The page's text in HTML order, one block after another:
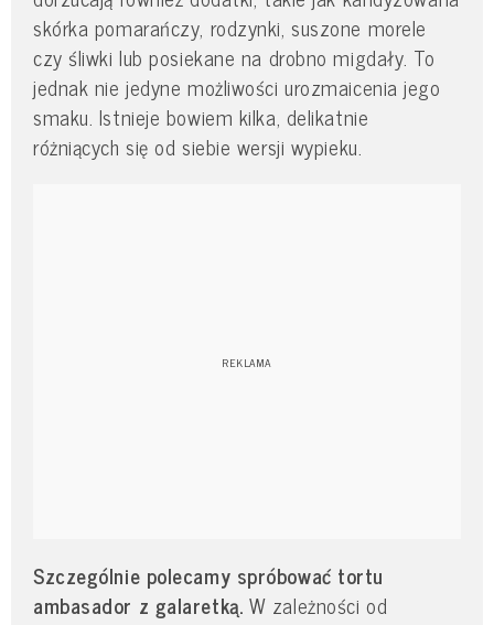
skórka pomarańczy, rodzynki, suszone morele
czy śliwki lub posiekane na drobno migdały. To
jednak nie jedyne możliwości urozmaicenia jego
smaku. Istnieje bowiem kilka, delikatnie
różniących się od siebie wersji wypieku.
Szczególnie polecamy spróbować tortu
ambasador z galaretką. W zależności od